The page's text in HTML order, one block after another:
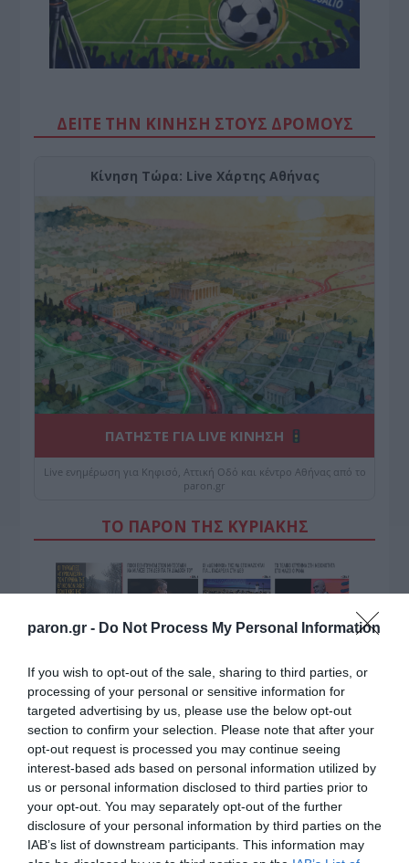
paron.gr - Do Not Process My Personal Information
If you wish to opt-out of the sale, sharing to third parties, or
processing of your personal or sensitive information for
targeted advertising by us, please use the below opt-out
section to confirm your selection. Please note that after your
opt-out request is processed you may continue seeing
interest-based ads based on personal information utilized by
us or personal information disclosed to third parties prior to
your opt-out. You may separately opt-out of the further
disclosure of your personal information by third parties on the
IAB’s list of downstream participants. This information may
ΔΕΙΤΕ ΤΗΝ ΚΙΝΗΣΗ ΣΤΟΥΣ ΔΡΌΜΟΥΣ
Κίνηση Τώρα: Live Χάρτης Αθήνας
ΠΑΤΗΣΤΕ ΓΙΑ LIVE ΚΙΝΗΣΗ
Live ενημέρωση για Κηφισό, Αττική Οδό και κέντρο Αθήνας από το
paron.gr
ΤΟ ΠΑΡΟΝ ΤΗΣ ΚΥΡΙΑΚΗΣ